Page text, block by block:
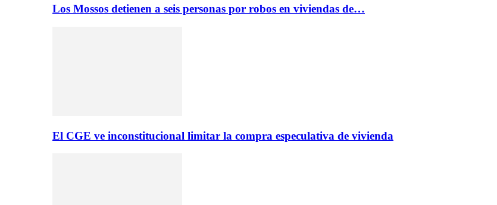
Los Mossos detienen a seis personas por robos en viviendas de…
El CGE ve inconstitucional limitar la compra especulativa de vivienda